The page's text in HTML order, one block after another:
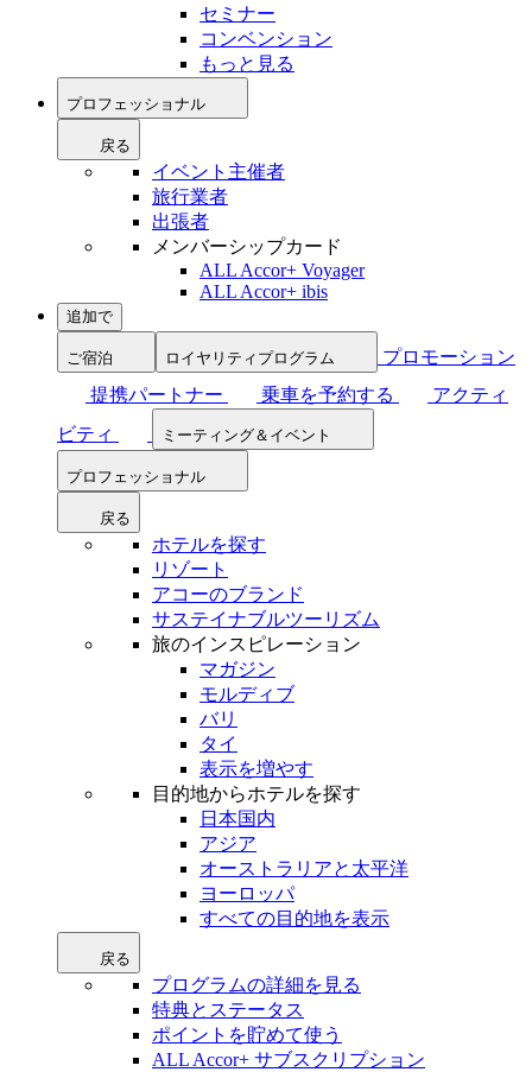
セミナー
コンベンション
もっと見る
プロフェッショナル
戻る
イベント主催者
旅行業者
出張者
メンバーシップカード
ALL Accor+ Voyager
ALL Accor+ ibis
追加で
ご宿泊 ロイヤリティプログラム
プロモーション
提携パートナー
乗車を予約する
アクティ
ビティ
ミーティング＆イベント
プロフェッショナル
戻る
ホテルを探す
リゾート
アコーのブランド
サステイナブルツーリズム
旅のインスピレーション
マガジン
モルディブ
バリ
タイ
表示を増やす
目的地からホテルを探す
日本国内
アジア
オーストラリアと太平洋
ヨーロッパ
すべての目的地を表示
戻る
プログラムの詳細を見る
特典とステータス
ポイントを貯めて使う
ALL Accor+ サブスクリプション